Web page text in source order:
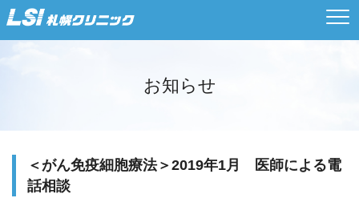
お知らせ
＜がん免疫細胞療法＞2019年1月 医師による電
話相談